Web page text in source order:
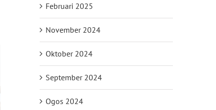
Februari 2025
November 2024
Oktober 2024
September 2024
Ogos 2024